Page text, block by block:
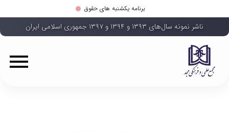
برنامه یکشنبه های حقوق
ناشر نمونه سال‌های ۱۳۹۳ و ۱۳۹۴ و ۱۳۹۷ جمهوری اسلامی ایران